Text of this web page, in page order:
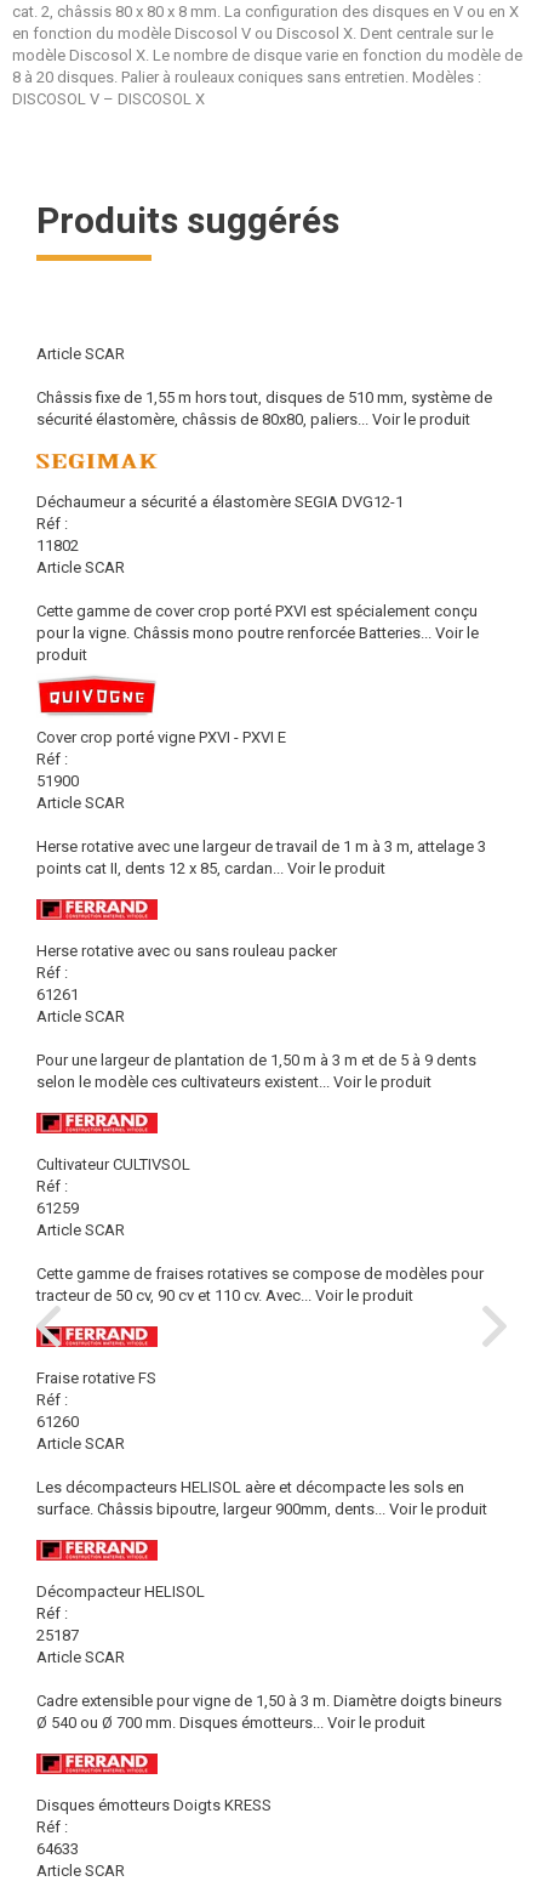
cat. 2, châssis 80 x 80 x 8 mm. La configuration des disques en V ou en X
en fonction du modèle Discosol V ou Discosol X. Dent centrale sur le
modèle Discosol X. Le nombre de disque varie en fonction du modèle de
8 à 20 disques. Palier à rouleaux coniques sans entretien. Modèles :
DISCOSOL V – DISCOSOL X
Produits suggérés
Article SCAR
Châssis fixe de 1,55 m hors tout, disques de 510 mm, système de
sécurité élastomère, châssis de 80x80, paliers... Voir le produit
Déchaumeur a sécurité a élastomère SEGIA DVG12-1
Réf :
11802
Article SCAR
Cette gamme de cover crop porté PXVI est spécialement conçu
pour la vigne. Châssis mono poutre renforcée Batteries... Voir le
produit
Cover crop porté vigne PXVI - PXVI E
Réf :
51900
Article SCAR
Herse rotative avec une largeur de travail de 1 m à 3 m, attelage 3
points cat II, dents 12 x 85, cardan... Voir le produit
Herse rotative avec ou sans rouleau packer
Réf :
61261
Article SCAR
Pour une largeur de plantation de 1,50 m à 3 m et de 5 à 9 dents
selon le modèle ces cultivateurs existent... Voir le produit
Cultivateur CULTIVSOL
Réf :
61259
Article SCAR
Cette gamme de fraises rotatives se compose de modèles pour
tracteur de 50 cv, 90 cv et 110 cv. Avec... Voir le produit
Fraise rotative FS
Réf :
61260
Article SCAR
Les décompacteurs HELISOL aère et décompacte les sols en
surface. Châssis bipoutre, largeur 900mm, dents... Voir le produit
Décompacteur HELISOL
Réf :
25187
Article SCAR
Cadre extensible pour vigne de 1,50 à 3 m. Diamètre doigts bineurs
Ø 540 ou Ø 700 mm. Disques émotteurs... Voir le produit
Disques émotteurs Doigts KRESS
Réf :
64633
Article SCAR